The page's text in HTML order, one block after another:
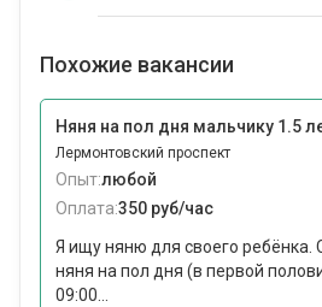
Похожие вакансии
Няня на пол дня мальчику 1.5
Лермонтовский проспект
Опыт:любой
Оплата:350 руб/час
Я ищу няню для своего ребёнка.
няня на пол дня (в первой
09:00...